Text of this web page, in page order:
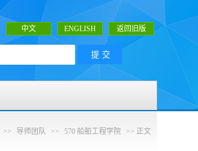
中文 ENGLISH 返回旧版
>> 导师团队 >> 570 船舶工程学院 >> 正文